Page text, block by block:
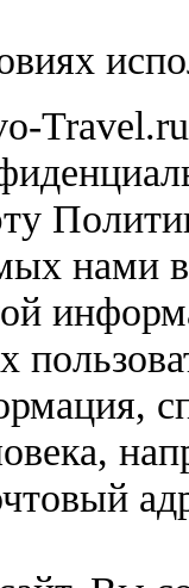
нами в